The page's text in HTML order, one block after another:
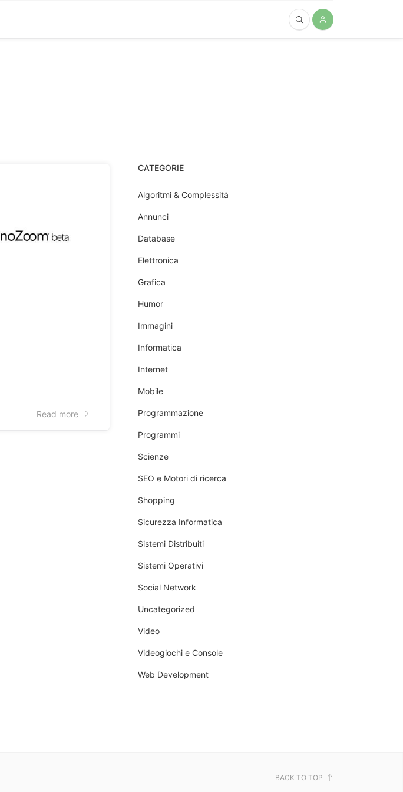
Read more
CATEGORIE
Algoritmi & Complessità
Annunci
Database
Elettronica
Grafica
Humor
Immagini
Informatica
Internet
Mobile
Programmazione
Programmi
Scienze
SEO e Motori di ricerca
Shopping
Sicurezza Informatica
Sistemi Distribuiti
Sistemi Operativi
Social Network
Uncategorized
Video
Videogiochi e Console
Web Development
BACK TO TOP